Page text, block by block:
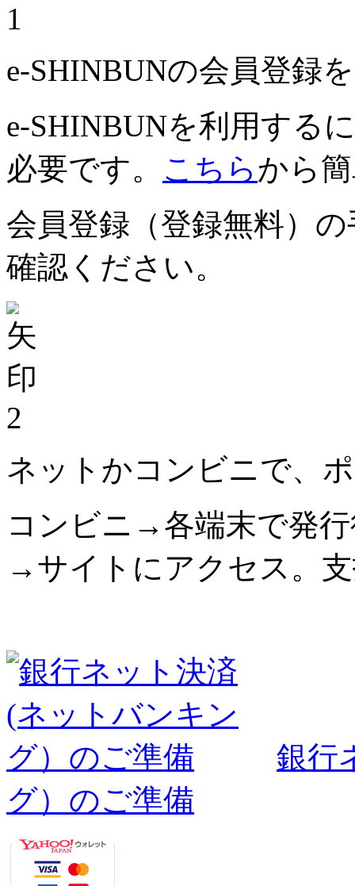
1
e-SHINBUNの会員登録
e-SHINBUNを利用する
必要です。 こちらから
会員登録（登録無料）
確認ください。
2
ネットかコンビニで、
コンビニ→各端末で発
→サイトにアクセス。
銀行
グ）のご準備